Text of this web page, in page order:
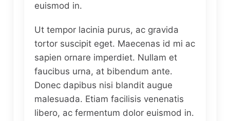
euismod in.
Ut tempor lacinia purus, ac gravida
tortor suscipit eget. Maecenas id mi ac
sapien ornare imperdiet. Nullam et
faucibus urna, at bibendum ante.
Donec dapibus nisi blandit augue
malesuada. Etiam facilisis venenatis
libero, ac fermentum dolor euismod in.